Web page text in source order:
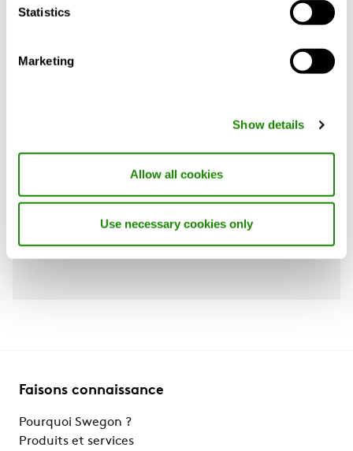
Statistics
Marketing
Show details
Allow all cookies
Use necessary cookies only
couverture réseau améliorée
Paiement uniquement pour la connexion,
INSIDE Connect est compatible avec
plusieurs produits Swegon tels que GOLD,
SuperWISE, unités de refroidissement et de
serveur web.
Faisons connaissance
Pourquoi Swegon ?
Produits et services